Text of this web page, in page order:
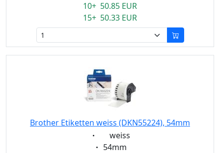
10+ 50.85 EUR
15+ 50.33 EUR
Brother Etiketten weiss (DKN55224), 54mm
Eigenschaft:
weiss
Eigenschaft:
54mm